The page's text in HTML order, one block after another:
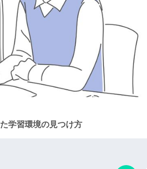
学習環境の見つけ方